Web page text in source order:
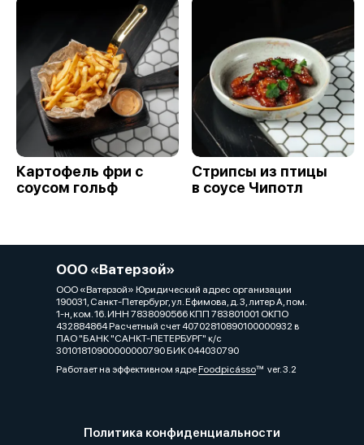
Картофель фри с
соусом гольф
Стрипсы из птицы
в соусе Чипотл
ООО «Ватерзой»
ООО «Ватерзой» Юридический адрес организации
190031, Санкт-Петербург, ул. Ефимова, д. 3, литер А, пом.
1-н, ком. 16. ИНН 7838090566 КПП 783801001 ОКПО
432884864 Расчетный счет 40702810890100000932 в
ПАО "БАНК "САНКТ-ПЕТЕРБУРГ" к/с
30101810900000000790 БИК 044030790
Работает на эффективном ядреFoodpicássover. 3.2
Политика конфиденциальности